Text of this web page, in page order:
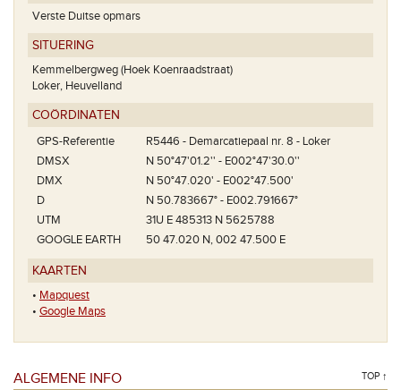
Verste Duitse opmars
SITUERING
Kemmelbergweg (Hoek Koenraadstraat)
Loker, Heuvelland
COÖRDINATEN
GPS-Referentie
R5446 - Demarcatiepaal nr. 8 - Loker
DMSX
N 50°47'01.2'' - E002°47'30.0''
DMX
N 50°47.020' - E002°47.500'
D
N 50.783667° - E002.791667°
UTM
31U E 485313 N 5625788
GOOGLE EARTH
50 47.020 N, 002 47.500 E
KAARTEN
• Mapquest
• Google Maps
ALGEMENE INFO TOP ↑